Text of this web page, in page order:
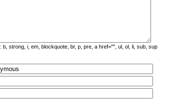
: b, strong, i, em, blockquote, br, p, pre, a href="", ul, ol, li, sub, sup